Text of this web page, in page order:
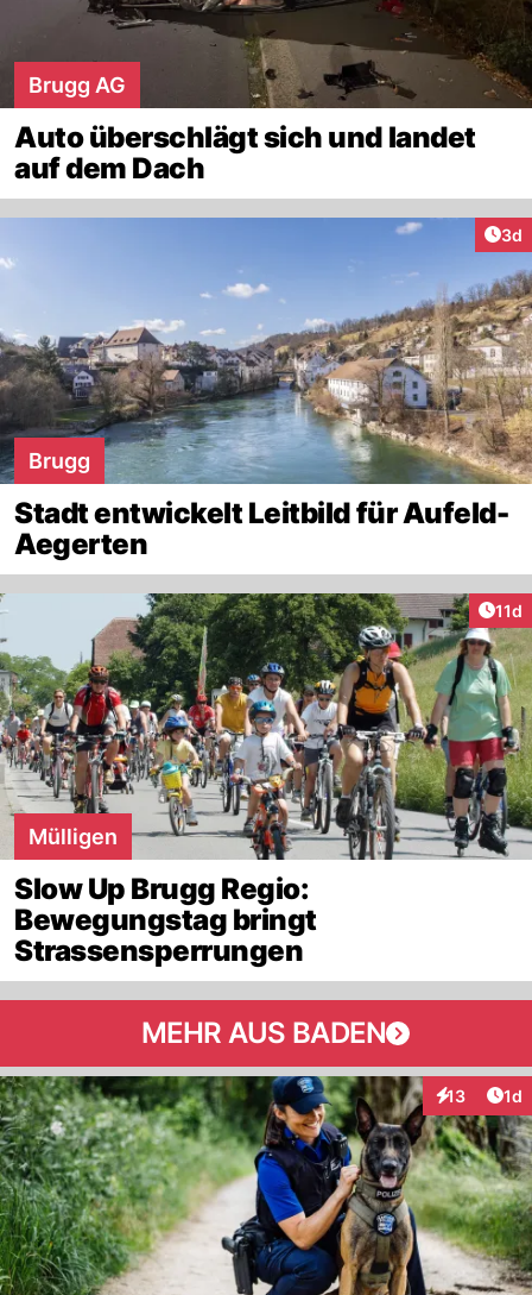
Brugg AG
Auto überschlägt sich und landet
auf dem Dach
3d
Brugg
Stadt entwickelt Leitbild für Aufeld-
Aegerten
11d
Mülligen
Slow Up Brugg Regio:
Bewegungstag bringt
Strassensperrungen
MEHR AUS BADEN
13 1d